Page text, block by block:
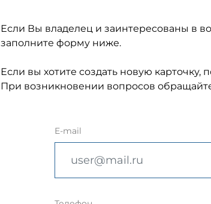
Если Вы владелец и заинтересованы в
заполните форму ниже.
Если вы хотите создать новую карточку,
При возникновении вопросов
E-mail